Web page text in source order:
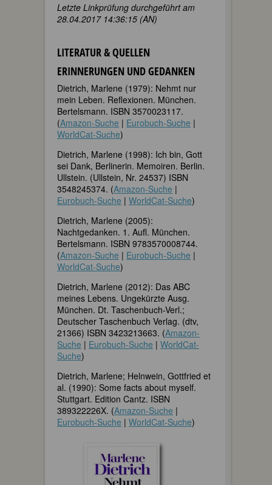
Letzte Linkprüfung durchgeführt am
28.04.2017 14:36:15 (AN)
LITERATUR & QUELLEN
ERINNERUNGEN UND GEDANKEN
Dietrich, Marlene (1979): Nehmt nur
mein Leben. Reflexionen. München.
Bertelsmann. ISBN 3570023117.
(Amazon-Suche | Eurobuch-Suche |
WorldCat-Suche)
Dietrich, Marlene (1998): Ich bin, Gott
sei Dank, Berlinerin. Memoiren. Berlin.
Ullstein. (Ullstein, Nr. 24537) ISBN
3548245374. (Amazon-Suche |
Eurobuch-Suche | WorldCat-Suche)
Dietrich, Marlene (2005):
Nachtgedanken. 1. Aufl. München.
Bertelsmann. ISBN 9783570008744.
(Amazon-Suche | Eurobuch-Suche |
WorldCat-Suche)
Dietrich, Marlene (2012): Das ABC
meines Lebens. Ungekürzte Ausg.
München. Dt. Taschenbuch-Verl.;
Deutscher Taschenbuch Verlag. (dtv,
21366) ISBN 3423213663. (Amazon-
Suche | Eurobuch-Suche | WorldCat-
Suche)
Dietrich, Marlene; Helnwein, Gottfried et
al. (1990): Some facts about myself.
Stuttgart. Edition Cantz. ISBN
389322226X. (Amazon-Suche |
Eurobuch-Suche | WorldCat-Suche)